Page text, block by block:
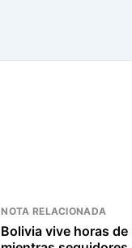
NOTA RELACIONADA
Bolivia vive horas